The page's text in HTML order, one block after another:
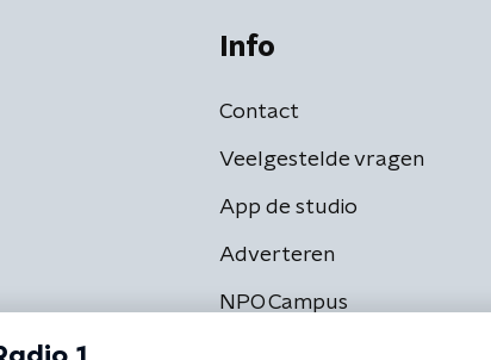
Info
Contact
Veelgestelde vragen
App de studio
Adverteren
NPO Campus